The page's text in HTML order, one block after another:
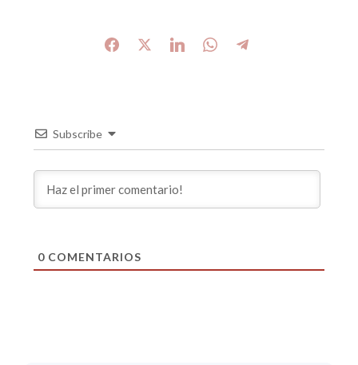
Subscribe
0COMENTARIOS